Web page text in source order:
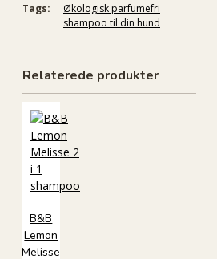
Tags:
Økologisk parfumefri
shampoo til din hund
Relaterede produkter
B&B
Lemon
Melisse